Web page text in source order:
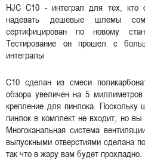
HJC C10 - интеграл для тех, кто
надевать дешевые шлемы
сертифицирован по новому
Тестирование он прошел с
интегралы
C10 сделан из смеси
обзора увеличен на 5
крепление для пинлока.
пинлок в комплект не входит, но
Многоканальная система
выпускными отверстиями сделана
так что в жару вам будет прохладно.